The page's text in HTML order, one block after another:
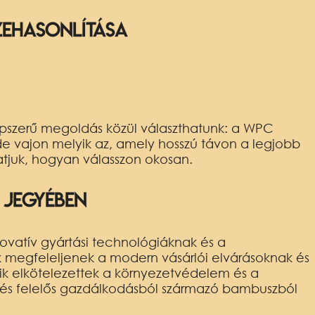
megoldás közül választhatunk: a WPC
vajon melyik az, amely hosszú távon a legjobb
hogyan válasszon okosan.
gyártási technológiáknak és a
a modern vásárlói elvárásoknak és
elkötelezettek a környezetvédelem és a
felelős gazdálkodásból származó bambuszból